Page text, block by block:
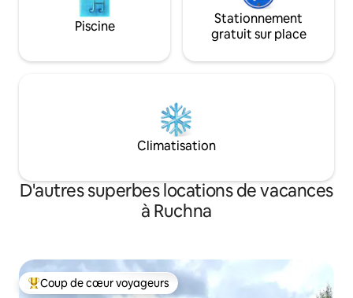
Piscine
Stationnement
gratuit sur place
Climatisation
D'autres superbes locations de vacances
à Ruchna
Coup de cœur voyageurs parmi les plus aimés
Coup de cœur voyageurs